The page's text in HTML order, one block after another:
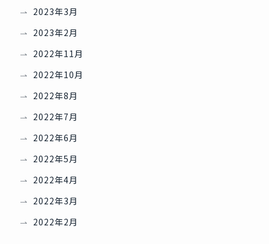
2023年3月
2023年2月
2022年11月
2022年10月
2022年8月
2022年7月
2022年6月
2022年5月
2022年4月
2022年3月
2022年2月